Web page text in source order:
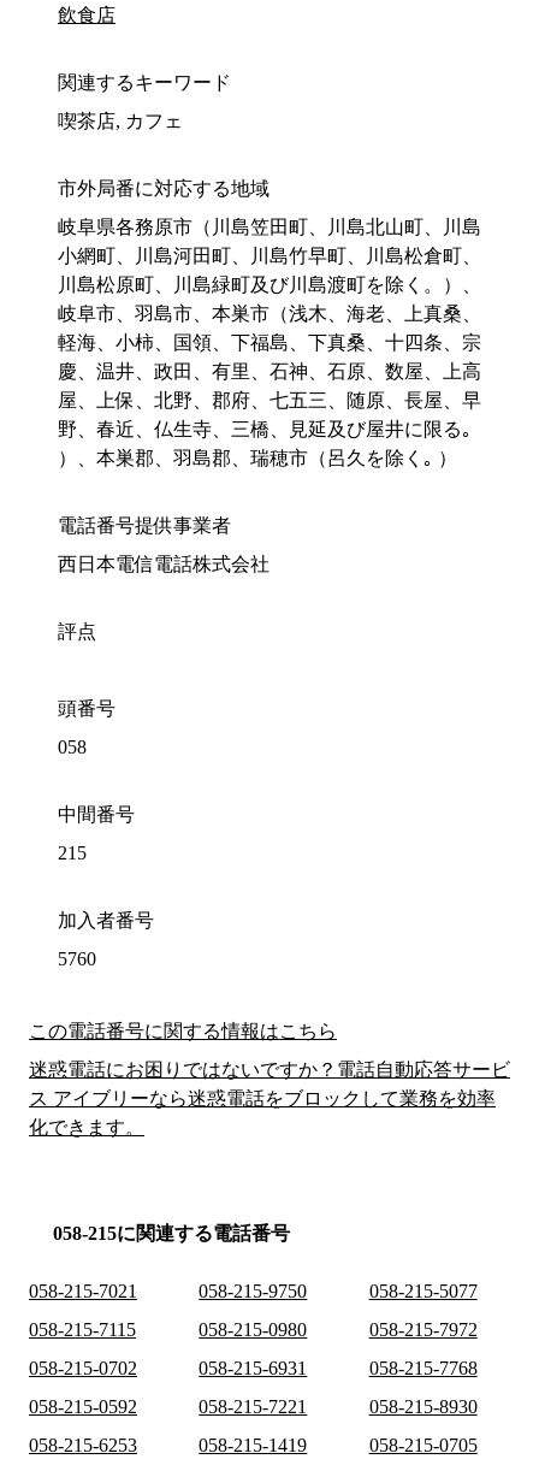
飲食店
関連するキーワード
喫茶店, カフェ
市外局番に対応する地域
岐阜県各務原市（川島笠田町、川島北山町、川島
小網町、川島河田町、川島竹早町、川島松倉町、
川島松原町、川島緑町及び川島渡町を除く。）、
岐阜市、羽島市、本巣市（浅木、海老、上真桑、
軽海、小柿、国領、下福島、下真桑、十四条、宗
慶、温井、政田、有里、石神、石原、数屋、上高
屋、上保、北野、郡府、七五三、随原、長屋、早
野、春近、仏生寺、三橋、見延及び屋井に限る｡
）、本巣郡、羽島郡、瑞穂市（呂久を除く｡ ）
電話番号提供事業者
西日本電信電話株式会社
評点
頭番号
058
中間番号
215
加入者番号
5760
この電話番号に関する情報はこちら
迷惑電話にお困りではないですか？電話自動応答サービ
ス アイブリーなら迷惑電話をブロックして業務を効率
化できます。
058-215に関連する電話番号
058-215-7021 058-215-9750
058-215-5077
058-215-7115
058-215-0980
058-215-7972
058-215-0702
058-215-6931
058-215-7768
058-215-0592
058-215-7221
058-215-8930
058-215-6253
058-215-1419 058-215-0705